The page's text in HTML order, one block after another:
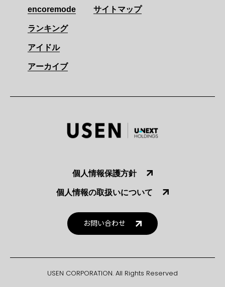
encoremode
ランキング
アイドル
アーカイブ
サイトマップ
個人情報保護方針
個人情報の取扱いについて
お問い合わせ
USEN CORPORATION. All Rights Reserved